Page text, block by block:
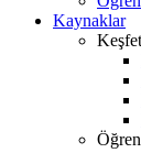
Kaynaklar